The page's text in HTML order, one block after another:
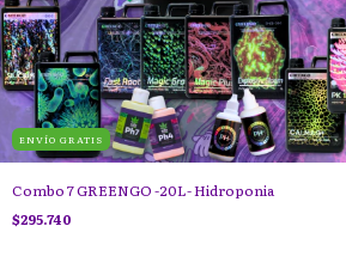
ENVÍO GRATIS
Combo 7 GREENGO -20L- Hidroponia
$295.740